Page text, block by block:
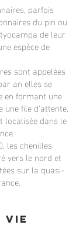
parfois
du pin ou
de leur
espèce de
sont appelées
an elles se
en formant une
file d’attente.
localisée dans le
les chenilles
vers le nord et
sur la quasi-
vie